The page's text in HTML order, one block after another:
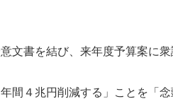
書を結び、来年度予算案に衆
間４兆円削減する」ことを「